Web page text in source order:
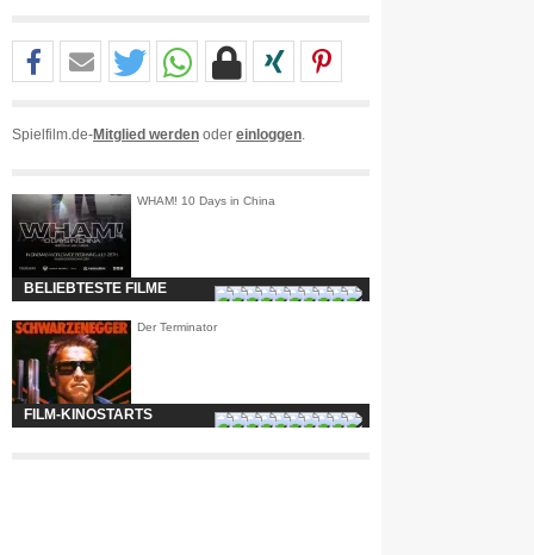
Spielfilm.de-Mitglied werden oder einloggen
WHAM! 10 Days in China
BELIEBTESTE FILME
Der Terminator
FILM-KINOSTARTS